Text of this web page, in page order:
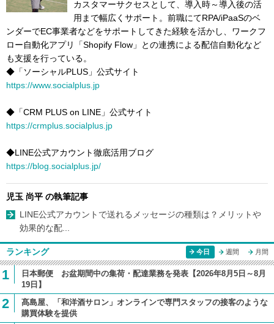
カスタマーサクセスとして、導入時～導入後の活
用まで幅広くサポート。前職にてRPA/iPaaSのベ
ンダーでEC事業者などをサポートしてきた経験を活かし、ワークフ
ロー自動化アプリ「Shopify Flow」との連携による配信自動化など
も支援を行っている。
◆「ソーシャルPLUS」公式サイト
https://www.socialplus.jp
◆「CRM PLUS on LINE」公式サイト
https://crmplus.socialplus.jp
◆LINE公式アカウント徹底活用ブログ
https://blog.socialplus.jp/
児玉 尚平 の執筆記事
LINE公式アカウントで送れるメッセージの種類は？メリットや
効果的な配...
ランキング 今日 週間 月間
1
日本郵便 お盆期間中の集荷・配達業務を発表【2026年8月5日～8月
19日】
2
髙島屋、「和洋酒サロン」オンラインで専門スタッフの接客のような
購買体験を提供